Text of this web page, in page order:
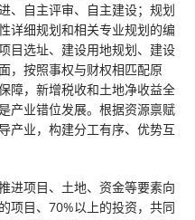
、自主评审、自主建设；规划
详细规划和相关专业规划的编
目选址、建设用地规划、建设
，按照事权与财权相匹配原
障，新增税收和土地净收益全
产业错位发展。根据资源禀赋
产业，构建分工有序、优势互
进项目、土地、资金等要素向
项目、70%以上的投资，共同